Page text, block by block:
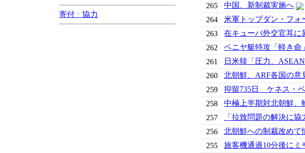
寄付ㆍ協力
265
中国、新制裁実施へ
264
米軍トップダン・フォ
263
在キューバ外交官耳
262
ベニヤ艇特攻「軽き命
261
日米韓「圧力、ASEAN
260
北朝鮮、ARF各国の
259
抑留735日 ケネス・
258
中極上半期対北朝鮮、
257
「拉致問題の解決に
256
北朝鮮への制裁改め
255
旅客機通過10分後に